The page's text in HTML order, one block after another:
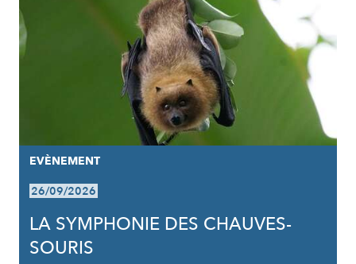
EVÈNEMENT
26/09/2026
LA SYMPHONIE DES CHAUVES-
SOURIS